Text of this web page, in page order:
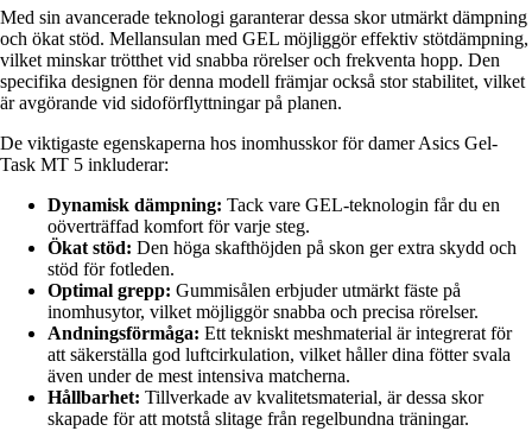
Med sin avancerade teknologi garanterar dessa skor utmärkt dämpning
och ökat stöd. Mellansulan med GEL möjliggör effektiv stötdämpning,
vilket minskar trötthet vid snabba rörelser och frekventa hopp. Den
specifika designen för denna modell främjar också stor stabilitet, vilket
är avgörande vid sidoförflyttningar på planen.
De viktigaste egenskaperna hos inomhusskor för damer Asics Gel-
Task MT 5 inkluderar:
Dynamisk dämpning: Tack vare GEL-teknologin får du en
oöverträffad komfort för varje steg.
Ökat stöd: Den höga skafthöjden på skon ger extra skydd och
stöd för fotleden.
Optimal grepp: Gummisålen erbjuder utmärkt fäste på
inomhusytor, vilket möjliggör snabba och precisa rörelser.
Andningsförmåga: Ett tekniskt meshmaterial är integrerat för
att säkerställa god luftcirkulation, vilket håller dina fötter svala
även under de mest intensiva matcherna.
Hållbarhet: Tillverkade av kvalitetsmaterial, är dessa skor
skapade för att motstå slitage från regelbundna träningar.